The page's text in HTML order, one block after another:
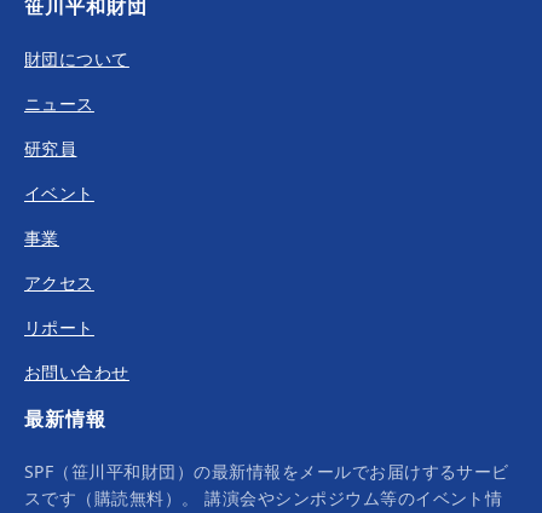
笹川平和財団
財団について
ニュース
研究員
イベント
事業
アクセス
リポート
お問い合わせ
最新情報
SPF（笹川平和財団）の最新情報をメールでお届けするサービ
スです（購読無料）。 講演会やシンポジウム等のイベント情